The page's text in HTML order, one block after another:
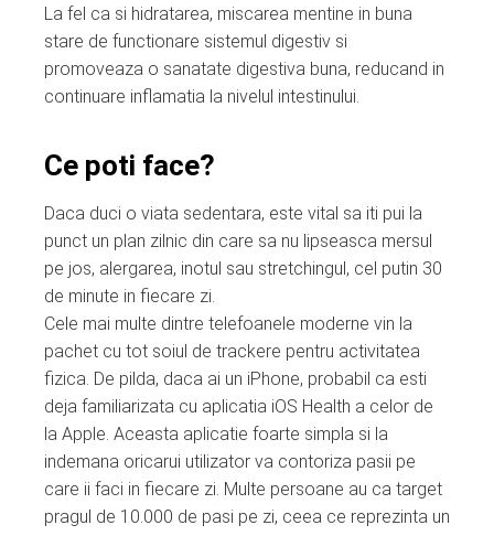
La fel ca si hidratarea, miscarea mentine in buna
stare de functionare sistemul digestiv si
promoveaza o sanatate digestiva buna, reducand in
continuare inflamatia la nivelul intestinului.
Ce poti face?
Daca duci o viata sedentara, este vital sa iti pui la
punct un plan zilnic din care sa nu lipseasca mersul
pe jos, alergarea, inotul sau stretchingul, cel putin 30
de minute in fiecare zi.
Cele mai multe dintre telefoanele moderne vin la
pachet cu tot soiul de trackere pentru activitatea
fizica. De pilda, daca ai un iPhone, probabil ca esti
deja familiarizata cu aplicatia iOS Health a celor de
la Apple. Aceasta aplicatie foarte simpla si la
indemana oricarui utilizator va contoriza pasii pe
care ii faci in fiecare zi. Multe persoane au ca target
pragul de 10.000 de pasi pe zi, ceea ce reprezinta un